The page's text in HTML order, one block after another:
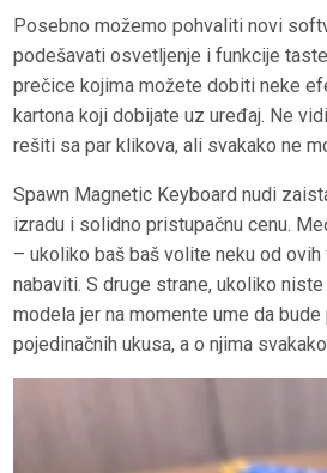
Posebno možemo pohvaliti novi
podešavati osvetljenje i funkcije
prečice kojima možete dobiti neke
kartona koji dobijate uz uređaj. Ne
rešiti sa par klikova, ali svakako ne
Spawn Magnetic Keyboard nudi
izradu i solidno pristupačnu cenu.
– ukoliko baš baš volite neku od
nabaviti. S druge strane, ukoliko
modela jer na momente ume da
pojedinačnih ukusa, a o njima